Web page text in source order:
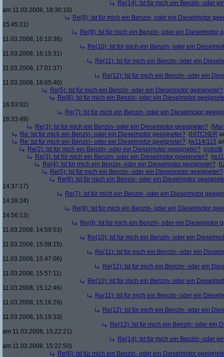
Re(14): Ist für mich ein Benzin- oder
am 11.03.2008, 18:30:10)
Re(8): Ist für mich ein Benzin- oder ein Dieselmotor
15:45:21)
Re(9): Ist für mich ein Benzin- oder ein Dieselmotor
11.03.2008, 16:10:36)
Re(10): Ist für mich ein Benzin- oder ein
11.03.2008, 16:15:31)
Re(11): Ist für mich ein Benzin- oder ein
11.03.2008, 17:01:37)
Re(12): Ist für mich ein Benzin- oder ein
11.03.2008, 18:05:40)
Re(5): Ist für mich ein Benzin- oder ein Dieselmotor geeigneter?
Re(6): Ist für mich ein Benzin- oder ein Dieselmotor
16:03:02)
Re(7): Ist für mich ein Benzin- oder ein Dieselmotor
16:33:49)
Re(3): Ist für mich ein Benzin- oder ein Dieselmotor geeigneter? (
Re: Ist für mich ein Benzin- oder ein Dieselmotor geeigneter? (HITCHER
Re: Ist für mich ein Benzin- oder ein Dieselmotor geeigneter? (w114/115
Re(2): Ist für mich ein Benzin- oder ein Dieselmotor geeigneter? (robotti
Re(3): Ist für mich ein Benzin- oder ein Dieselmotor geeigneter? (
Re(4): Ist für mich ein Benzin- oder ein Dieselmotor geeigneter? (
Re(5): Ist für mich ein Benzin- oder ein Dieselmotor geeigneter?
Re(6): Ist für mich ein Benzin- oder ein Dieselmotor
14:37:17)
Re(7): Ist für mich ein Benzin- oder ein Dieselmotor
14:39:24)
Re(8): Ist für mich ein Benzin- oder ein Dieselmotor
14:56:13)
Re(9): Ist für mich ein Benzin- oder ein Dieselmotor
11.03.2008, 14:59:53)
Re(10): Ist für mich ein Benzin- oder ein
11.03.2008, 15:08:15)
Re(11): Ist für mich ein Benzin- oder ein
11.03.2008, 15:47:06)
Re(12): Ist für mich ein Benzin- oder ein
11.03.2008, 15:57:11)
Re(10): Ist für mich ein Benzin- oder ein
11.03.2008, 15:12:46)
Re(11): Ist für mich ein Benzin- oder ein
11.03.2008, 15:16:29)
Re(12): Ist für mich ein Benzin- oder ein
11.03.2008, 15:19:33)
Re(13): Ist für mich ein Benzin- oder ein
am 11.03.2008, 15:22:21)
Re(14): Ist für mich ein Benzin- oder
am 11.03.2008, 15:22:50)
Re(6): Ist für mich ein Benzin- oder ein Dieselmotor